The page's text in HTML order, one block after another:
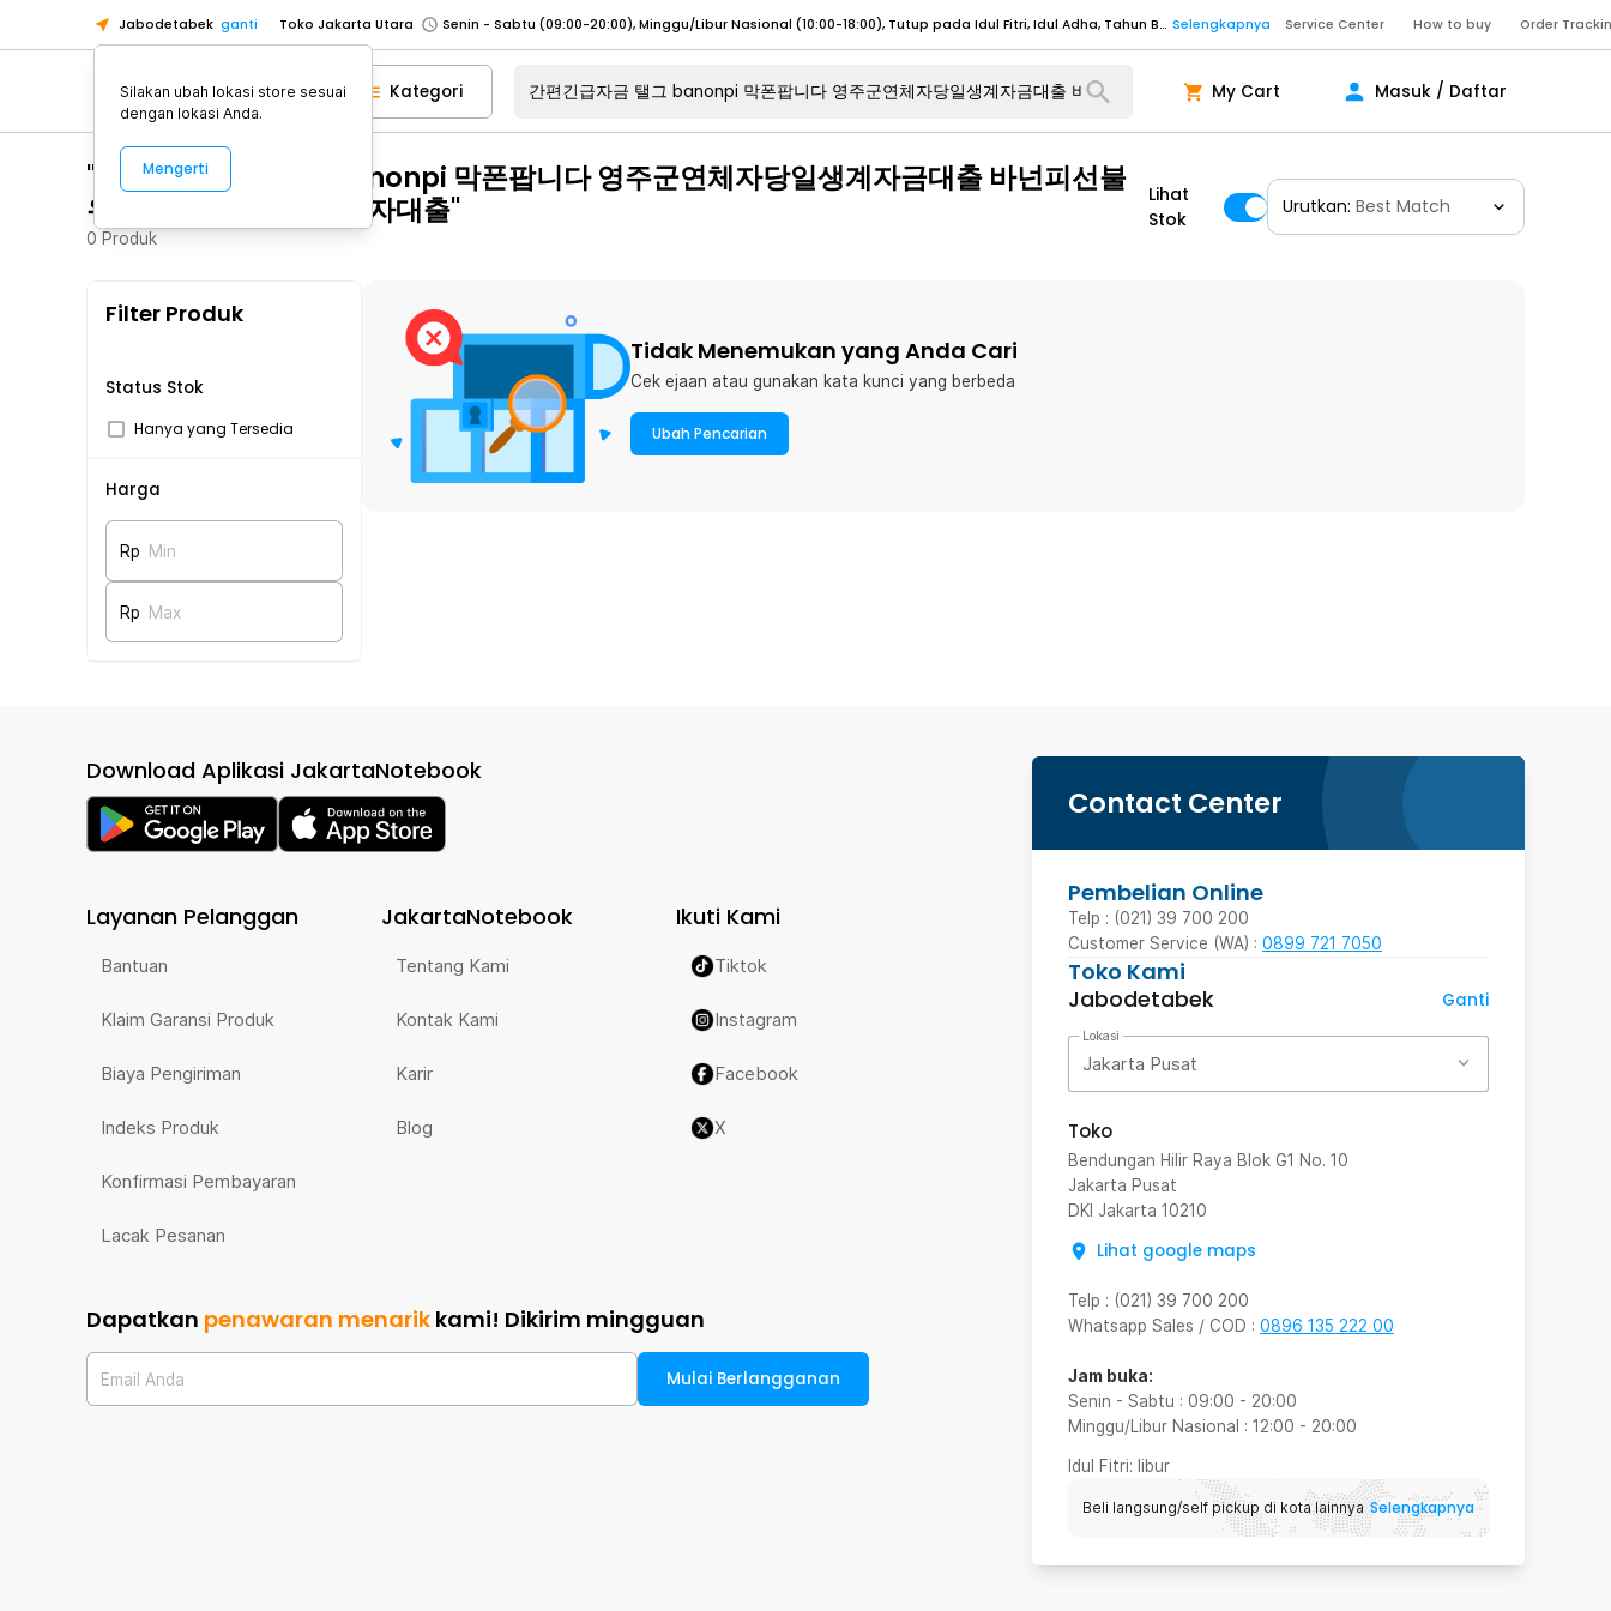
Jabodetabek ganti Toko Jakarta Utara Senin - Sabtu (09:00-20:00), Minggu/Libur Nasional (10:00-18:00), Tutup pada Idul Fitri, Idul Adha, Tahun Baru Selengkapnya
Toko Tangerang
Toko Cikupa
Senin - Jumat (10:00-20:00), Sabtu - Minggu dan Libur Nasional (10:00-18:00), Tutup pada Idul Fitri, Idul Adha, Tahun Baru
Selengkapnya
Pick n Go Jakarta Barat
Senin - Jumat (07:00 - 20:00), Sabtu - Minggu (08:00 - 20:00), Tutup pada Idul Fitri Selengkapnya
Pick n Go Bekasi
Senin - Jumat (08:00 - 20:00), Sabtu - Minggu/ Libur Nasional (08:00 - 17:00) Selengkapnya
Pick n Go Depok
Senin - Jumat (08:00 - 20:00), Sabtu - Minggu/ Libur Nasional (08:00 - 17:00)
Pick n Go Jakarta Barat
Senin - Jumat (07:00 - 20:00), Sabtu - Minggu (08:00 - 20:00), Tutup pada Idul Fitri
Senin - Jumat (08:00 - 20:00), Sabtu - Minggu/ Libur Nasional (08:00 - 17:00)
Service Center How to buy Order
Kategori My Cart Masuk / Daftar
"간편긴급자금 탤그 banonpi 막폰팝니다 영주군연체자당일생계자금대출 바넌피선불
유심내구제 신불자연체자대출"
0 Produk
Lihat
Stok
Urutkan: Best Match
Filter Produk
Status Stok
Hanya yang Tersedia
Harga
Rp Min
Rp Max
Tidak Menemukan yang Anda Cari
Cek ejaan atau gunakan kata kunci yang berbeda
Ubah Pencarian
Contact Center
Pembelian Online
Telp : (021) 39 700 200
Customer Service (WA) : 0899 721 7050
Toko Kami
Jabodetabek
Ganti
Lokasi
Jakarta Pusat
Toko
Bendungan Hilir Raya Blok G1 No. 10
Jakarta Pusat
DKI Jakarta 10210
Lihat google maps
Telp : (021) 39 700 200
Whatsapp Sales / COD : 0896 135 222 00
Jam buka:
Senin - Sabtu : 09:00 - 20:00
Minggu/Libur Nasional : 12:00 - 20:00
Idul Fitri: libur
Beli langsung/self pickup di kota lainnya Selengkapnya
Download Aplikasi JakartaNotebook
Layanan Pelanggan
Bantuan
Klaim Garansi Produk
Biaya Pengiriman
Indeks Produk
Konfirmasi Pembayaran
Lacak Pesanan
JakartaNotebook
Tentang Kami
Kontak Kami
Karir
Blog
Ikuti Kami
Tiktok
Instagram
Facebook
X
Dapatkan penawaran menarik kami! Dikirim mingguan
Email Anda Mulai Berlangganan
Silakan ubah lokasi store sesuai
dengan lokasi Anda.
Mengerti